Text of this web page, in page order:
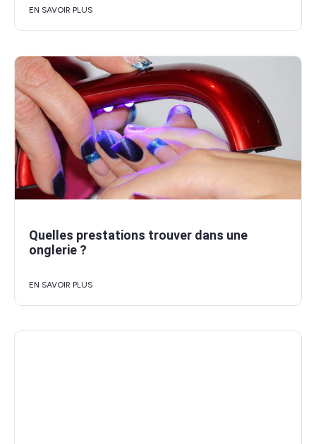
EN SAVOIR PLUS
Quelles prestations trouver dans une
onglerie ?
EN SAVOIR PLUS